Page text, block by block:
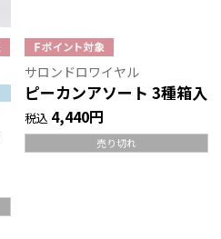
サロンドロワイヤル
ピーカンアソート 3種箱入
税込 4,440円
売り切れ